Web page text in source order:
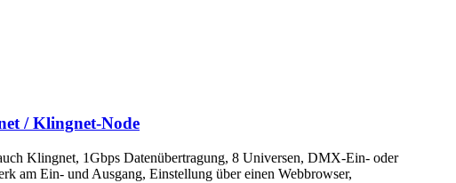
/ Klingnet-Node
Klingnet, 1Gbps Datenübertragung, 8 Universen, DMX-Ein- oder
am Ein- und Ausgang, Einstellung über einen Webbrowser,